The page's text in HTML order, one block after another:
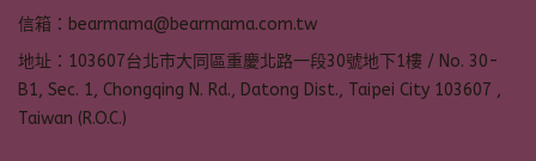
信箱：bearmama@bearmama.com.tw
地址：103607台北市大同區重慶北路一段30號地下1樓 / No. 30-
B1, Sec. 1, Chongqing N. Rd., Datong Dist., Taipei City 103607 ,
Taiwan (R.O.C.)